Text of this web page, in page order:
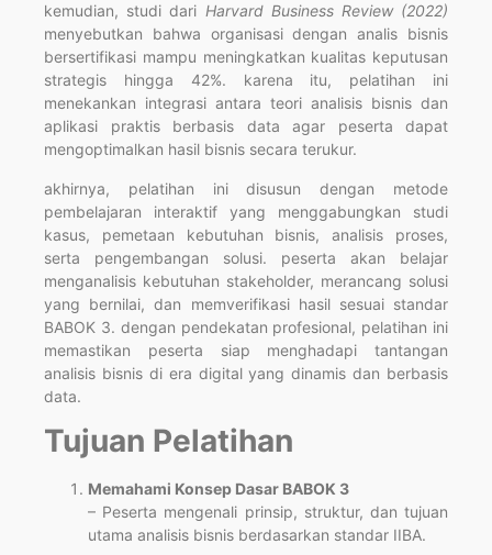
kemudian, studi dari Harvard Business Review (2022)
menyebutkan bahwa organisasi dengan analis bisnis
bersertifikasi mampu meningkatkan kualitas keputusan
strategis hingga 42%. karena itu, pelatihan ini
menekankan integrasi antara teori analisis bisnis dan
aplikasi praktis berbasis data agar peserta dapat
mengoptimalkan hasil bisnis secara terukur.
akhirnya, pelatihan ini disusun dengan metode
pembelajaran interaktif yang menggabungkan studi
kasus, pemetaan kebutuhan bisnis, analisis proses,
serta pengembangan solusi. peserta akan belajar
menganalisis kebutuhan stakeholder, merancang solusi
yang bernilai, dan memverifikasi hasil sesuai standar
BABOK 3. dengan pendekatan profesional, pelatihan ini
memastikan peserta siap menghadapi tantangan
analisis bisnis di era digital yang dinamis dan berbasis
data.
Tujuan Pelatihan
Memahami Konsep Dasar BABOK 3
– Peserta mengenali prinsip, struktur, dan tujuan
utama analisis bisnis berdasarkan standar IIBA.